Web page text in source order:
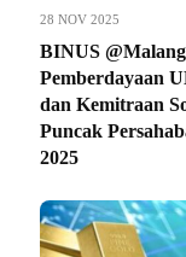
28 NOV 2025
BINUS
Pemberdayaan
dan Kemitraan
Puncak
2025